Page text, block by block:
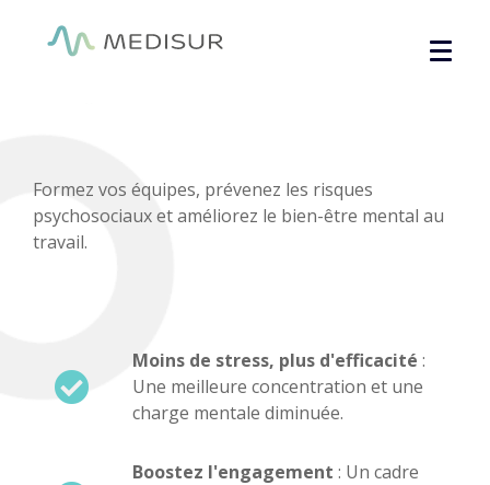
Formez vos équipes, prévenez les risques
psychosociaux et améliorez le bien-être mental au
travail.
Moins de stress, plus d'efficacité :
Une meilleure concentration et une
charge mentale diminuée.
Boostez l'engagement : Un cadre